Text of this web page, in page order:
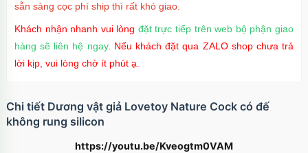
sẵn sàng cọc phí ship thì rất khó giao.
Khách nhận nhanh vui lòng đặt trực tiếp trên web bộ phận giao
hàng sẽ liên hệ ngay. Nếu khách đặt qua ZALO shop chưa trả
lời kịp, vui lòng chờ ít phút ạ.
Chi tiết Dương vật giả Lovetoy Nature Cock có đế
không rung silicon
https://youtu.be/Kveogtm0VAM